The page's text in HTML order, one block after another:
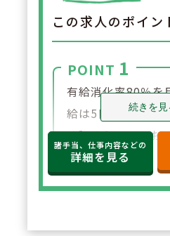
この求人のポイン
POINT 1
有給消化率80％を
給は5日は必ず消
く】ようにしてお
ごとの人数配置を
す。具体的には、
続きを見
諸手当、仕事内容などの
詳細を見る